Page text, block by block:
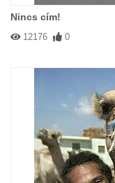
Nincs cím!
12176 0